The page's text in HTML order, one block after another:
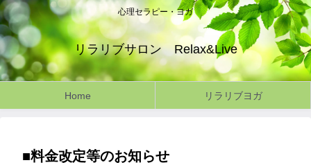
心理セラピー・ヨガ
リラリブサロン Relax&Live
Home リラリブヨガ
■料金改定等のお知らせ